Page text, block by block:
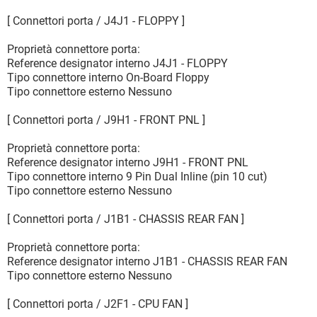
[ Connettori porta / J4J1 - FLOPPY ]
Proprietà connettore porta:
Reference designator interno J4J1 - FLOPPY
Tipo connettore interno On-Board Floppy
Tipo connettore esterno Nessuno
[ Connettori porta / J9H1 - FRONT PNL ]
Proprietà connettore porta:
Reference designator interno J9H1 - FRONT PNL
Tipo connettore interno 9 Pin Dual Inline (pin 10 cut)
Tipo connettore esterno Nessuno
[ Connettori porta / J1B1 - CHASSIS REAR FAN ]
Proprietà connettore porta:
Reference designator interno J1B1 - CHASSIS REAR FAN
Tipo connettore esterno Nessuno
[ Connettori porta / J2F1 - CPU FAN ]